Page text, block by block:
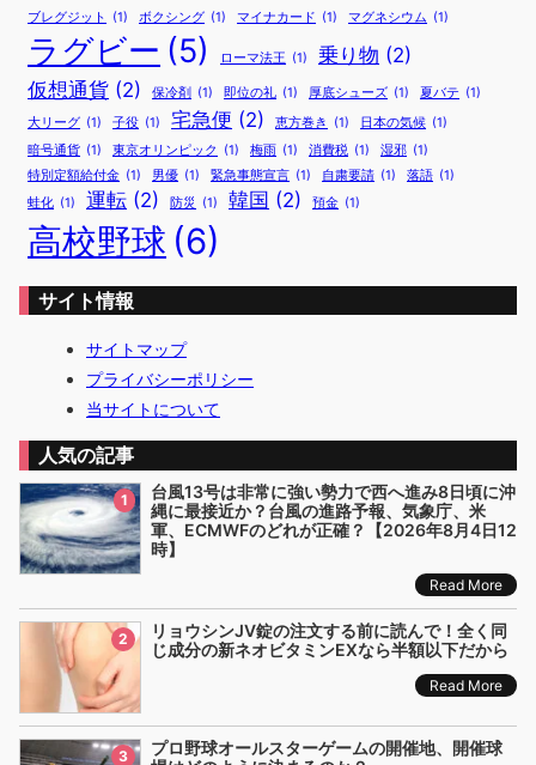
ブレグジット (1) ボクシング (1) マイナカード (1) マグネシウム (1)
ラグビー (5) ローマ法王 (1) 乗り物 (2)
仮想通貨 (2) 保冷剤 (1) 即位の礼 (1) 厚底シューズ (1) 夏バテ (1)
大リーグ (1) 子役 (1) 宅急便 (2) 恵方巻き (1) 日本の気候 (1)
暗号通貨 (1) 東京オリンピック (1) 梅雨 (1) 消費税 (1) 湿邪 (1)
特別定額給付金 (1) 男優 (1) 緊急事態宣言 (1) 自粛要請 (1) 落語 (1)
蛙化 (1) 運転 (2) 防災 (1) 韓国 (2) 預金 (1)
高校野球 (6)
サイト情報
サイトマップ
プライバシーポリシー
当サイトについて
人気の記事
1
台風13号は非常に強い勢力で西へ進み8日頃に沖
縄に最接近か？台風の進路予報、気象庁、米
軍、ECMWFのどれが正確？【2026年8月4日12
時】
Read More
2
リョウシンJV錠の注文する前に読んで！全く同
じ成分の新ネオビタミンEXなら半額以下だから
Read More
3
プロ野球オールスターゲームの開催地、開催球